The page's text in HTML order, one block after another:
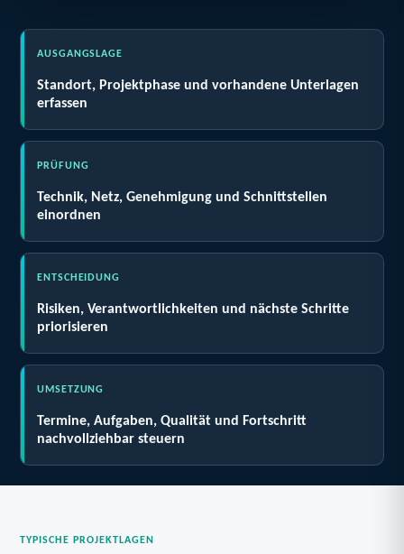
AUSGANGSLAGE
Standort, Projektphase und vorhandene Unterlagen
erfassen
PRÜFUNG
Technik, Netz, Genehmigung und Schnittstellen
einordnen
ENTSCHEIDUNG
Risiken, Verantwortlichkeiten und nächste Schritte
priorisieren
UMSETZUNG
Termine, Aufgaben, Qualität und Fortschritt
nachvollziehbar steuern
TYPISCHE PROJEKTLAGEN